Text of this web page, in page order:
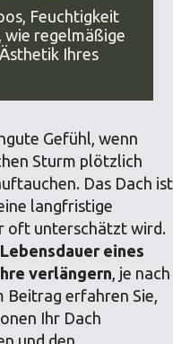
Feuchtigkeit
wie regelmäßige
Ihres
Gefühl, wenn
Sturm plötzlich
Das Dach ist
langfristige
oft unterschätzt wird.
eines
verlängern, je nach
Beitrag erfahren Sie,
Ihr Dach
und den